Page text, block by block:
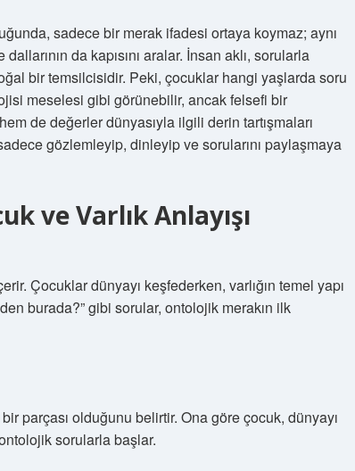
sadece bir merak ifadesi ortaya koymaz; aynı
da kapısını aralar. İnsan aklı, sorularla
bir temsilcisidir. Peki, çocuklar hangi yaşlarda soru
meselesi gibi görünebilir, ancak felsefi bir
de değerler dünyasıyla ilgili derin tartışmaları
gözlemleyip, dinleyip ve sorularını paylaşmaya
ve Varlık Anlayışı
Çocuklar dünyayı keşfederken, varlığın temel yapı
burada?” gibi sorular, ontolojik merakın ilk
parçası olduğunu belirtir. Ona göre çocuk, dünyayı
sorularla başlar.